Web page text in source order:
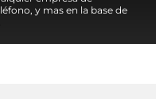
y mas en la base de